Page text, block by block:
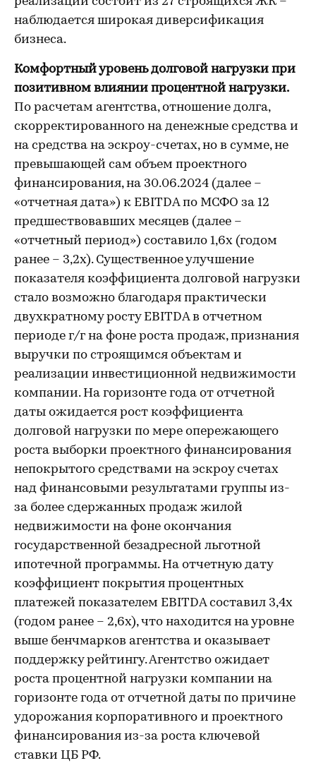
наблюдается широкая диверсификация
бизнеса.
Комфортный уровень долговой нагрузки при
позитивном влиянии процентной нагрузки.
По расчетам агентства, отношение долга,
скорректированного на денежные средства и
на средства на эскроу-счетах, но в сумме, не
превышающей сам объем проектного
финансирования, на 30.06.2024 (далее –
«отчетная дата») к EBITDA по МСФО за 12
предшествовавших месяцев (далее –
«отчетный период») составило 1,6х (годом
ранее – 3,2х). Существенное улучшение
показателя коэффициента долговой нагрузки
стало возможно благодаря практически
двухкратному росту EBITDA в отчетном
периоде г/г на фоне роста продаж, признания
выручки по строящимся объектам и
реализации инвестиционной недвижимости
компании. На горизонте года от отчетной
даты ожидается рост коэффициента
долговой нагрузки по мере опережающего
роста выборки проектного финансирования
непокрытого средствами на эскроу счетах
над финансовыми результатами группы из-
за более сдержанных продаж жилой
недвижимости на фоне окончания
государственной безадресной льготной
ипотечной программы. На отчетную дату
коэффициент покрытия процентных
платежей показателем EBITDA составил 3,4х
(годом ранее – 2,6х), что находится на уровне
выше бенчмарков агентства и оказывает
поддержку рейтингу. Агентство ожидает
роста процентной нагрузки компании на
горизонте года от отчетной даты по причине
удорожания корпоративного и проектного
финансирования из-за роста ключевой
ставки ЦБ РФ.